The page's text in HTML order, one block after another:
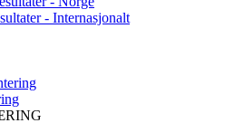
- Internasjonalt